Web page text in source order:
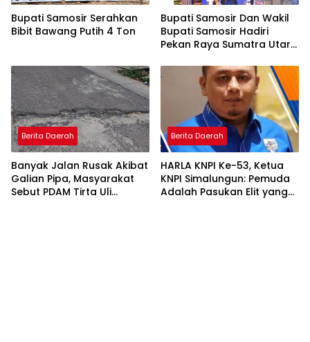
Bupati Samosir Serahkan
Bibit Bawang Putih 4 Ton
Bupati Samosir Dan Wakil
Bupati Samosir Hadiri
Pekan Raya Sumatra Utara
Berita Daerah
Banyak Jalan Rusak Akibat
Galian Pipa, Masyarakat
Sebut PDAM Tirta Uli
Berita Daerah
HARLA KNPI Ke-53, Ketua
KNPI Simalungun: Pemuda
Adalah Pasukan Elit yang